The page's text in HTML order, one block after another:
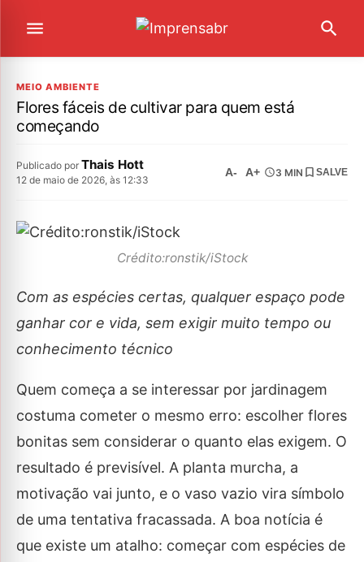
MEIO AMBIENTE
Flores fáceis de cultivar para quem está
começando
Publicado por Thais Hott
12 de maio de 2026, às 12:33
A- A+ 3 MIN SALVE
Crédito:ronstik/iStock
Com as espécies certas, qualquer espaço pode
ganhar cor e vida, sem exigir muito tempo ou
conhecimento técnico
Quem começa a se interessar por jardinagem
costuma cometer o mesmo erro: escolher flores
bonitas sem considerar o quanto elas exigem. O
resultado é previsível. A planta murcha, a
motivação vai junto, e o vaso vazio vira símbolo
de uma tentativa fracassada. A boa notícia é
que existe um atalho: começar com espécies de